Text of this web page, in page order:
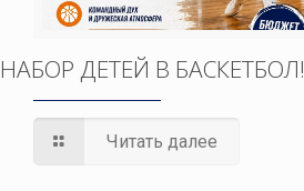
НАБОР ДЕТЕЙ В БАСКЕТБОЛ!
Читать далее